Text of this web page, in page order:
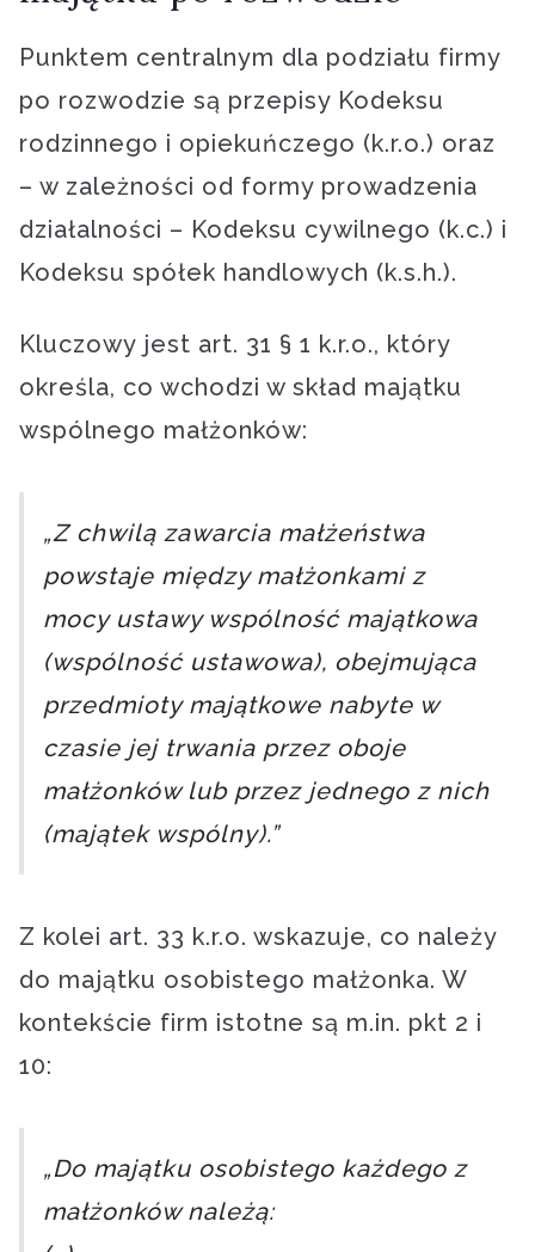
Punktem centralnym dla podziału firmy
po rozwodzie są przepisy Kodeksu
rodzinnego i opiekuńczego (k.r.o.) oraz
– w zależności od formy prowadzenia
działalności – Kodeksu cywilnego (k.c.) i
Kodeksu spółek handlowych (k.s.h.).
Kluczowy jest art. 31 § 1 k.r.o., który
określa, co wchodzi w skład majątku
wspólnego małżonków:
„Z chwilą zawarcia małżeństwa
powstaje między małżonkami z
mocy ustawy wspólność majątkowa
(wspólność ustawowa), obejmująca
przedmioty majątkowe nabyte w
czasie jej trwania przez oboje
małżonków lub przez jednego z nich
(majątek wspólny).”
Z kolei art. 33 k.r.o. wskazuje, co należy
do majątku osobistego małżonka. W
kontekście firm istotne są m.in. pkt 2 i
10:
„Do majątku osobistego każdego z
małżonków należą: